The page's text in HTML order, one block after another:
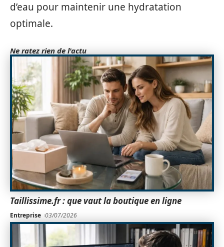
d’eau pour maintenir une hydratation
optimale.
Ne ratez rien de l'actu
Taillissime.fr : que vaut la boutique en ligne
Entreprise 03/07/2026